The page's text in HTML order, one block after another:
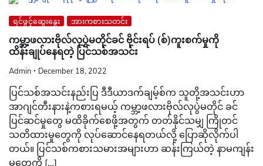
ရင်ဖွင့်ဆွေးနွေး အားကစားသတင်း
ကမ္ဘာ့ဖလားဗိုလ်လုပွဲမတိုင်ခင် ဗိုင်းရပ် (စ်)ကူးစက်မှုကို
ထိန်းချုပ်နေရတဲ့ ပြင်သစ်အသင်း
Admin December 18, 2022
ပြင်သစ်အသင်းနည်းပြ ဒီဒီယာဒက်ချမ့်စ်က သူတို့အသင်းဟာ
အာဂျင်တီးနားနဲ့ကစားရမယ့် ကမ္ဘာ့ဖလားဗိုလ်လုပွဲမတိုင် ခင်
ပြင်ဆင်မှုတွေ မထိခိုက်စေဖို့အတွက် တတ်နိုင်သမျှ ကြိုတင်
သတိထားမှုတွေကို လုပ်ဆောင်နေရတယ်လို့ ပြောဆိုလိုက်ပါ
တယ်။ ပြင်သစ်ကစားသမားအများဟာ ဆန်းကြယ်တဲ့ နာမကျန်း
မှုတွေကို […]